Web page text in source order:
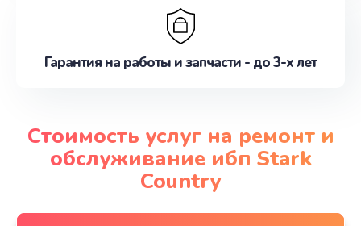
Гарантия на работы и запчасти - до 3-х лет
Стоимость услуг на ремонт и
обслуживание ибп Stark
Country